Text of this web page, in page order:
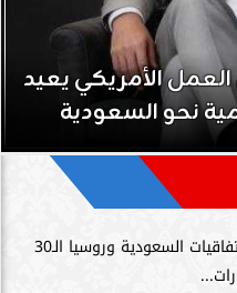
الأمريكي يعيد
نحو السعودية
سامر شقير: اتفاقيات السعودية وروسيا الـ30